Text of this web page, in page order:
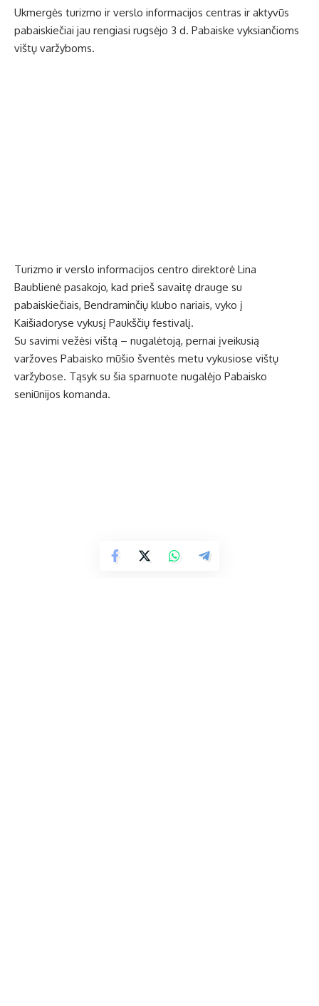
Ukmergės turizmo ir verslo informacijos centras ir aktyvūs
pabaiskiečiai jau rengiasi rugsėjo 3 d. Pabaiske vyksiančioms
vištų varžyboms.
Turizmo ir verslo informacijos centro direktorė Lina
Baublienė pasakojo, kad prieš savaitę drauge su
pabaiskiečiais, Bendraminčių klubo nariais, vyko į
Kaišiadoryse vykusį Paukščių festivalį.
Su savimi vežėsi vištą – nugalėtoją, pernai įveikusią
varžoves Pabaisko mūšio šventės metu vykusiose vištų
varžybose. Tąsyk su šia sparnuote nugalėjo Pabaisko
seniūnijos komanda.